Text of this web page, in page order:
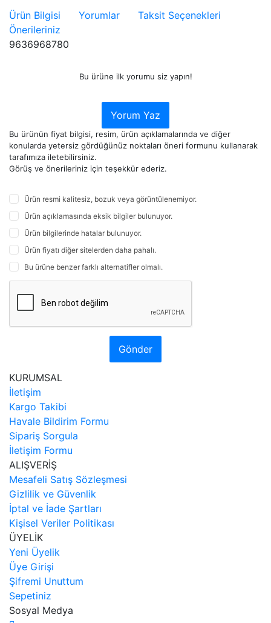
Ürün Bilgisi Yorumlar
Taksit Seçenekleri
Önerileriniz
9636968780
Bu ürüne ilk yorumu siz yapın!
Yorum Yaz
Bu ürünün fiyat bilgisi, resim, ürün açıklamalarında ve diğer
konularda yetersiz gördüğünüz noktaları öneri formunu kullanarak
tarafımıza iletebilirsiniz.
Görüş ve önerileriniz için teşekkür ederiz.
Ürün resmi kalitesiz, bozuk veya görüntülenemiyor.
Ürün açıklamasında eksik bilgiler bulunuyor.
Ürün bilgilerinde hatalar bulunuyor.
Ürün fiyatı diğer sitelerden daha pahalı.
Bu ürüne benzer farklı alternatifler olmalı.
Gönder
KURUMSAL
İletişim
Kargo Takibi
Havale Bildirim Formu
Sipariş Sorgula
İletişim Formu
ALIŞVERİŞ
Mesafeli Satış Sözleşmesi
Gizlilik ve Güvenlik
İptal ve İade Şartları
Kişisel Veriler Politikası
ÜYELİK
Yeni Üyelik
Üye Girişi
Şifremi Unuttum
Sepetiniz
Sosyal Medya